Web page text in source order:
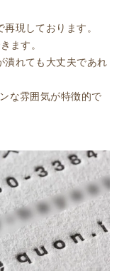
現しております。
ます。
潰れても大丈夫であれ
な雰囲気が特徴的で